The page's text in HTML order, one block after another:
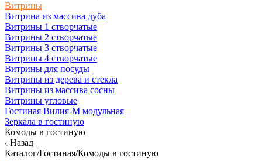
Витрины
Витрина из массива дуба
Витрины 1 створчатые
Витрины 2 створчатые
Витрины 3 створчатые
Витрины 4 створчатые
Витрины для посуды
Витрины из дерева и стекла
Витрины из массива сосны
Витрины угловые
Гостиная Вилия-М модульная
Зеркала в гостиную
Комоды в гостиную
Назад
Каталог/Гостиная/Комоды в гостиную